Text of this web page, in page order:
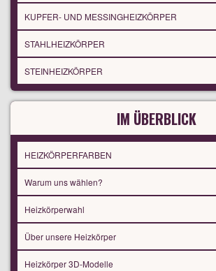
KUPFER- UND MESSINGHEIZKÖRPER
STAHLHEIZKÖRPER
STEINHEIZKÖRPER
IM ÜBERBLICK
HEIZKÖRPERFARBEN
Warum uns wählen?
Heizkörperwahl
Über unsere Heizkörper
Heizkörper 3D-Modelle